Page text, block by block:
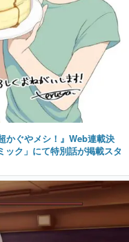
かぐやメシ！』Web連載決
ック」にて特別話が掲載スタ